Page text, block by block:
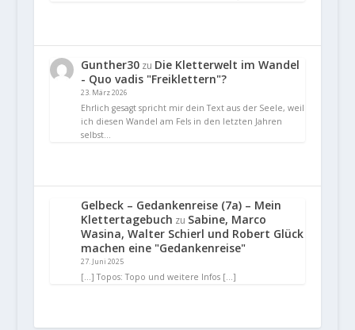
Gunther30zu Die Kletterwelt im Wandel
- Quo vadis "Freiklettern"?
23. März 2026
Ehrlich gesagt spricht mir dein Text aus der Seele, weil
ich diesen Wandel am Fels in den letzten Jahren
selbst…
Gelbeck – Gedankenreise (7a) – Mein
Klettertagebuch zu Sabine, Marco
Wasina, Walter Schierl und Robert Glück
machen eine "Gedankenreise"
27. Juni 2025
[…] Topos: Topo und weitere Infos […]